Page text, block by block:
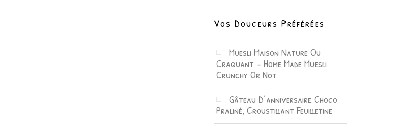
Vos Douceurs Préférées
Muesli Maison Nature Ou
Craquant – Home Made Muesli
Crunchy Or Not
Gâteau D’anniversaire Choco
Praliné, Croustillant Feuilletine